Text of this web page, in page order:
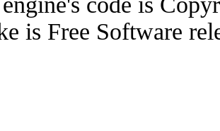
is Free Software